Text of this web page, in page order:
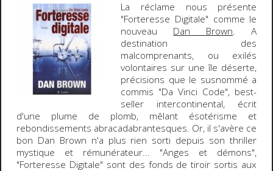
La réclame nous présente
"Forteresse Digitale" comme le
nouveau
Dan Brown. A
destination des
malcomprenants, ou exilés
volontaires sur une île déserte,
précisions que le susnommé a
commis "Da Vinci Code", best-
seller intercontinental, écrit
d'une plume de plomb, mêlant ésotérisme et
rebondissements abracadabrantesques. Or, il s'avère ce
bon Dan Brown n'a plus rien sorti depuis son thriller
mystique et rémunérateur... "Anges et démons",
"Forteresse Digitale" sont des fonds de tiroir sortis aux